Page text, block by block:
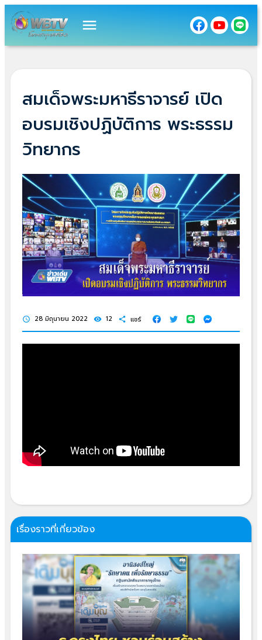
menu
สมเด็จพระมหาธีราจารย์ เปิด
อบรมเชิงปฏิบัติการ พระธรรม
วิทยากร
schedule 28 มิถุนายน 2022 visibility 12 share แชร์
เรื่องราวที่เกี่ยวข้อง